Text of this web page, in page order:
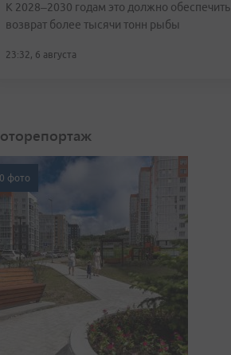
К 2028–2030 годам это должно обеспечить
возврат более тысячи тонн рыбы
23:32, 6 августа
фото